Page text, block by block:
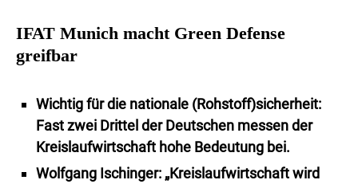
IFAT Munich macht Green Defense
greifbar
Wichtig für die nationale (Rohstoff)sicherheit:
Fast zwei Drittel der Deutschen messen der
Kreislaufwirtschaft hohe Bedeutung bei.
Wolfgang Ischinger: „Kreislaufwirtschaft wird